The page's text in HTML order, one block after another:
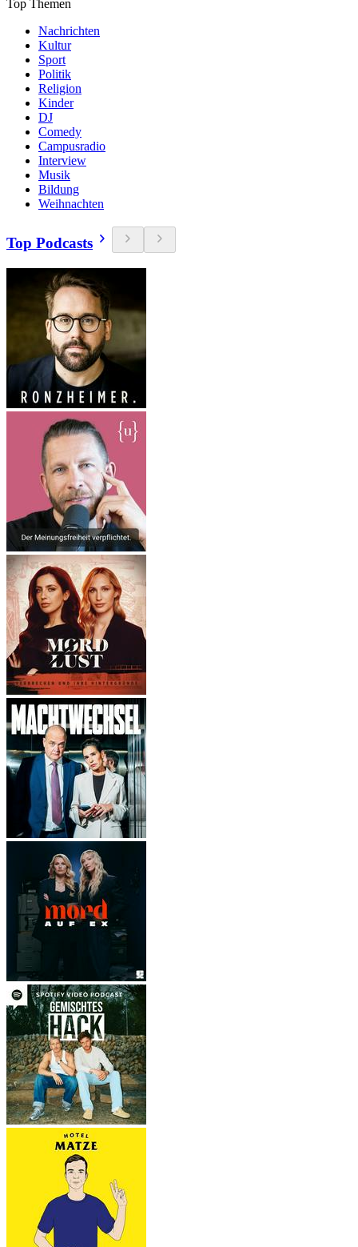
Top Themen
Nachrichten
Kultur
Sport
Politik
Religion
Kinder
DJ
Comedy
Campusradio
Interview
Musik
Bildung
Weihnachten
Top Podcasts